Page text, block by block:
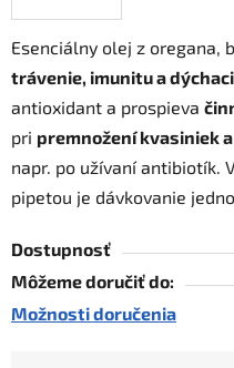
Esenciálny olej z oregana,
trávenie, imunitu a
antioxidant a prospieva
pri premnožení kvasiniek
napr. po užívaní antibiotík.
pipetou je dávkovanie
Dostupnosť
Môžeme doručiť do:
Možnosti doručenia